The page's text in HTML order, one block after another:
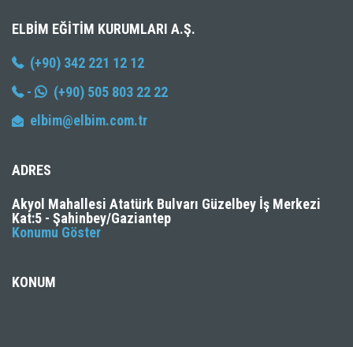
ELBIM EĞITIM KURUMLARI A.Ş.
(+90) 342 221 12 12
-
(+90) 505 803 22 22
elbim@elbim.com.tr
ADRES
Akyol Mahallesi Atatürk Bulvarı Güzelbey İş Merkezi
Kat:5 - Şahinbey/Gaziantep
Konumu Göster
KONUM